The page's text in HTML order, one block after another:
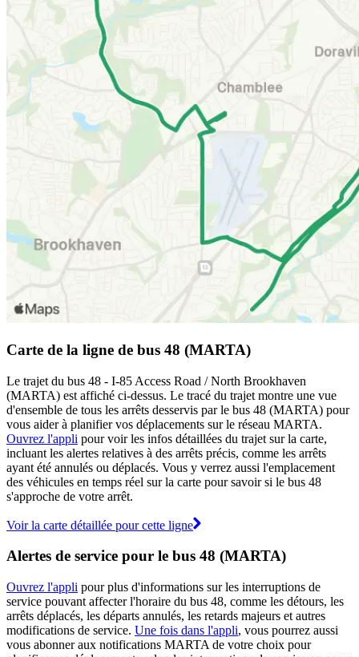
Carte de la ligne de bus 48 (MARTA)
Le trajet du bus 48 - I-85 Access Road / North Brookhaven
(MARTA) est affiché ci-dessus. Le tracé du trajet montre une vue
d'ensemble de tous les arrêts desservis par le bus 48 (MARTA) pour
vous aider à planifier vos déplacements sur le réseau MARTA.
Ouvrez l'appli pour voir les infos détaillées du trajet sur la carte,
incluant les alertes relatives à des arrêts précis, comme les arrêts
ayant été annulés ou déplacés. Vous y verrez aussi l'emplacement
des véhicules en temps réel sur la carte pour savoir si le bus 48
s'approche de votre arrêt.
Voir la carte détaillée pour cette ligne
Alertes de service pour le bus 48 (MARTA)
Ouvrez l'appli pour plus d'informations sur les interruptions de
service pouvant affecter l'horaire du bus 48, comme les détours, les
arrêts déplacés, les départs annulés, les retards majeurs et autres
modifications de service. Une fois dans l'appli, vous pourrez aussi
vous abonner aux notifications MARTA de votre choix pour